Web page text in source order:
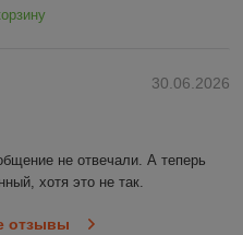
30.06.2026
не отвечали. А теперь
хотя это не так.
отзывы